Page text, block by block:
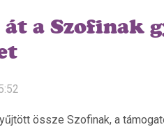
át a Szofinak
össze Szofinak, a